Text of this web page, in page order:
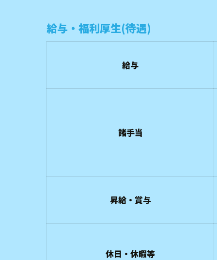
給与・福利厚生(待遇)
給与
諸手当
昇給・賞与
休日・休暇等